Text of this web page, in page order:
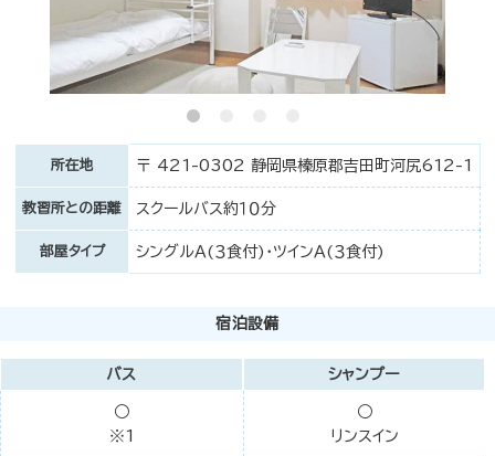
所在地 〒 421-0302 静岡県榛原郡吉田町河尻612-1
教習所との距離 スクールバス約１０分
部屋タイプ シングルＡ(３食付)・ツインＡ(３食付)
宿泊設備
バス
○
※1
シャンプー
○
リンスイン